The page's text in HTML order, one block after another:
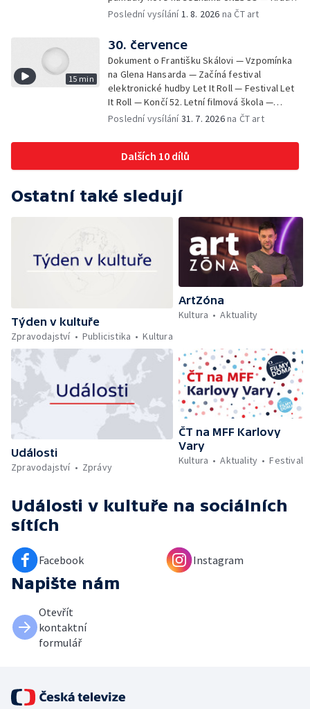
zprávy z kultury — Začíná Jiráskův Hronov —
Poslední vysílání1. 8. 2026 na ČT art
15 min
30. července
Dokument o Františku Skálovi — Vzpomínka
na Glena Hansarda — Začíná festival
elektronické hudby Let It Roll — Festival Let
It Roll — Končí 52. Letní filmová škola —
Krátké zprávy z kultury — Rekonstrukce
Poslední vysílání31. 7. 2026na ČT art
Dalších 10 dílů
Ostatní také sledují
Týden v kultuře
Zpravodajství
Publicistika Kultura
ArtZóna
Kultura
Aktuality
Události
Zpravodajství
Zprávy
ČT na MFF Karlovy
Vary
Kultura
Aktuality Festival
Události v kultuře na sociálních
sítích
Facebook Instagram
Napište nám
Otevřít
kontaktní
formulář